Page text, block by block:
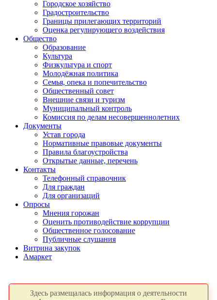
Городское хозяйство
Градостроительство
Границы прилегающих территорий
Оценка регулирующего воздействия
Общество
Образование
Культура
Физкультура и спорт
Молодёжная политика
Семья, опека и попечительство
Общественный совет
Внешние связи и туризм
Муниципальный контроль
Комиссия по делам несовершеннолетних
Документы
Устав города
Нормативные правовые документы
Правила благоустройства
Открытые данные, перечень
Контакты
Телефонный справочник
Для граждан
Для организаций
Опросы
Мнения горожан
Оценить противодействие коррупции
Общественное голосование
Публичные слушания
Витрина закупок
Амаркет
Здесь размещалась информация о деятельности